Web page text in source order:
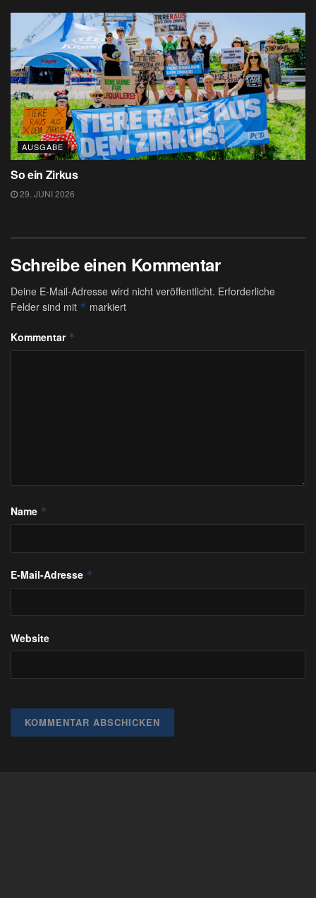
AUSGABE
So ein Zirkus
29. JUNI 2026
Schreibe einen Kommentar
Deine E-Mail-Adresse wird nicht veröffentlicht. Erforderliche
Felder sind mit * markiert
Kommentar *
Name *
E-Mail-Adresse *
Website